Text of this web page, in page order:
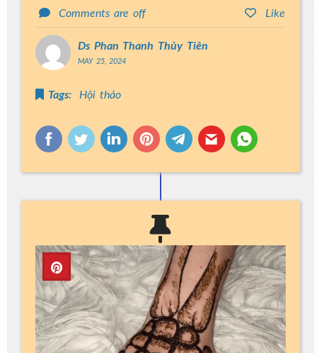
Comments are off Like
Ds Phan Thanh Thủy Tiên
MAY 25, 2024
Tags: Hội thảo